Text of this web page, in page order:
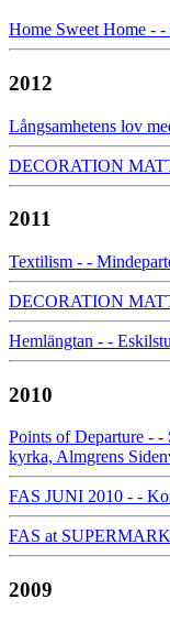
Home Sweet Home -
2012
Långsamhetens lov
DECORATION
2011
Textilism - -
DECORATION
Hemlängtan - -
2010
Points of Departure -
kyrka, Almgrens
FAS JUNI 2010 - -
FAS at
2009